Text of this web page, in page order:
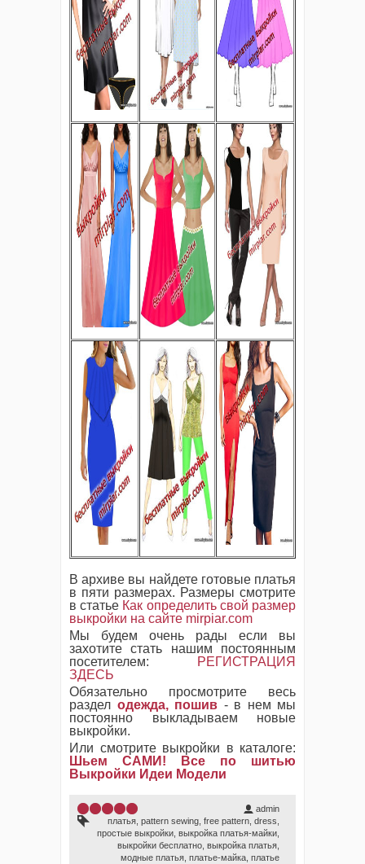
В архиве вы найдете готовые платья
в пяти размерах. Размеры смотрите
в статье Как определить свой размер
выкройки на сайте mirpiar.com
Мы будем очень рады если вы
захотите стать нашим постоянным
посетителем:
РЕГИСТРАЦИЯ
ЗДЕСЬ
Обязательно просмотрите весь
раздел одежда, пошив - в нем мы
постоянно выкладываем новые
выкройки.
Или смотрите выкройки в каталоге:
Шьем САМИ! Все по шитью
Выкройки Идеи Модели
1 2 3 4
admin
платья pattern sewing free pattern dress
простые выкройки выкройка платья-майки
выкройки бесплатно выкройка платья
модные платья платье-майка платье